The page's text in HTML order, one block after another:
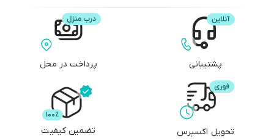
پشتیبانی پرداخت در محل
تحویل اکسپرس تضمین کیفیت